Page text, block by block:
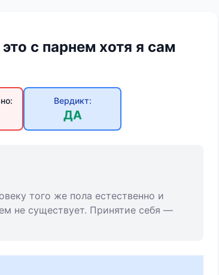
с парнем хотя я сам
Вердикт:
ДА
того же пола естественно и
не существует. Принятие себя —